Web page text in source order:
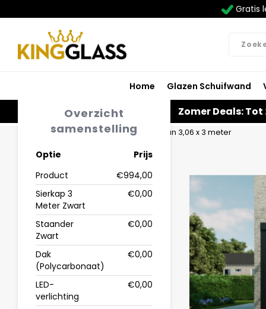
Gratis
Home Glazen Schuifwand
Zomer Deals: Tot
Terrasoverkapping in zwart van 3,06 x 3 meter
Overzicht
samenstelling
Optie
Prijs
Product
€994,00
Sierkap 3
Meter Zwart
€0,00
Staander
Zwart
€0,00
Dak
(Polycarbonaat)
€0,00
LED-
verlichting
€0,00